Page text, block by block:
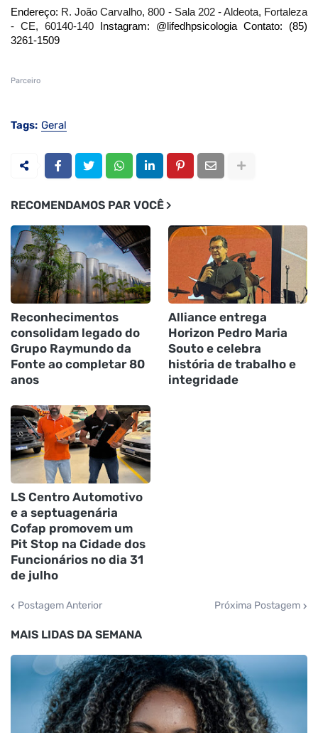
Endereço: R. João Carvalho, 800 - Sala 202 - Aldeota, Fortaleza
- CE, 60140-140
Instagram: @lifedhpsicologia Contato: (85)
3261-1509
Parceiro
Tags: Geral
RECOMENDAMOS PAR VOCÊ
Reconhecimentos
consolidam legado do
Grupo Raymundo da
Fonte ao completar 80
anos
Alliance entrega
Horizon Pedro Maria
Souto e celebra
história de trabalho e
integridade
LS Centro Automotivo
e a septuagenária
Cofap promovem um
Pit Stop na Cidade dos
Funcionários no dia 31
de julho
Postagem Anterior Próxima Postagem
MAIS LIDAS DA SEMANA